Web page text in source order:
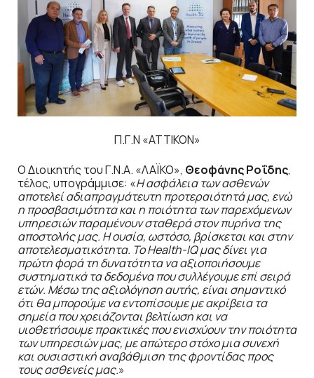
Π.Γ.Ν «ΑΤΤΙΚΟΝ»
Ο Διοικητής του Γ.Ν.Α. «ΛΑΪΚΟ», Θεοφάνης Ροΐδης,
τέλος, υπογράμμισε: «Η ασφάλεια των ασθενών
αποτελεί αδιαπραγμάτευτη προτεραιότητά μας, ενώ
η προσβασιμότητα και η ποιότητα των παρεχόμενων
υπηρεσιών παραμένουν σταθερά στον πυρήνα της
αποστολής μας. Η ουσία, ωστόσο, βρίσκεται και στην
αποτελεσματικότητα. Το Health-IQ μας δίνει για
πρώτη φορά τη δυνατότητα να αξιοποιήσουμε
συστηματικά τα δεδομένα που συλλέγουμε επί σειρά
ετών. Μέσω της αξιολόγηση αυτής, είναι σημαντικό
ότι θα μπορούμε να εντοπίσουμε με ακρίβεια τα
σημεία που χρειάζονται βελτίωση και να
υιοθετήσουμε πρακτικές που ενισχύουν την ποιότητα
των υπηρεσιών μας, με απώτερο στόχο μια συνεχή
και ουσιαστική αναβάθμιση της φροντίδας προς
τους ασθενείς μας.»